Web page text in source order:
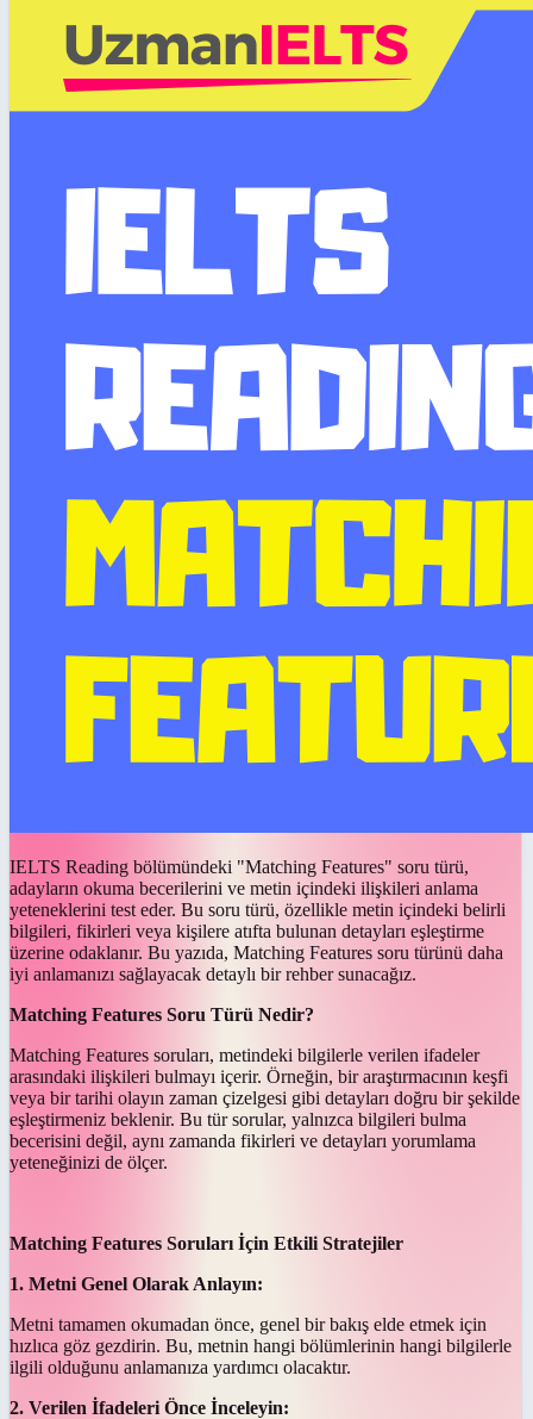
IELTS Reading bölümündeki "Matching Features" soru türü,
adayların okuma becerilerini ve metin içindeki ilişkileri anlama
yeteneklerini test eder. Bu soru türü, özellikle metin içindeki belirli
bilgileri, fikirleri veya kişilere atıfta bulunan detayları eşleştirme
üzerine odaklanır. Bu yazıda, Matching Features soru türünü daha
iyi anlamanızı sağlayacak detaylı bir rehber sunacağız.
Matching Features Soru Türü Nedir?
Matching Features soruları, metindeki bilgilerle verilen ifadeler
arasındaki ilişkileri bulmayı içerir. Örneğin, bir araştırmacının keşfi
veya bir tarihi olayın zaman çizelgesi gibi detayları doğru bir şekilde
eşleştirmeniz beklenir. Bu tür sorular, yalnızca bilgileri bulma
becerisini değil, aynı zamanda fikirleri ve detayları yorumlama
yeteneğinizi de ölçer.
Matching Features Soruları İçin Etkili Stratejiler
1. Metni Genel Olarak Anlayın:
Metni tamamen okumadan önce, genel bir bakış elde etmek için
hızlıca göz gezdirin. Bu, metnin hangi bölümlerinin hangi bilgilerle
ilgili olduğunu anlamanıza yardımcı olacaktır.
2. Verilen İfadeleri Önce İnceleyin: